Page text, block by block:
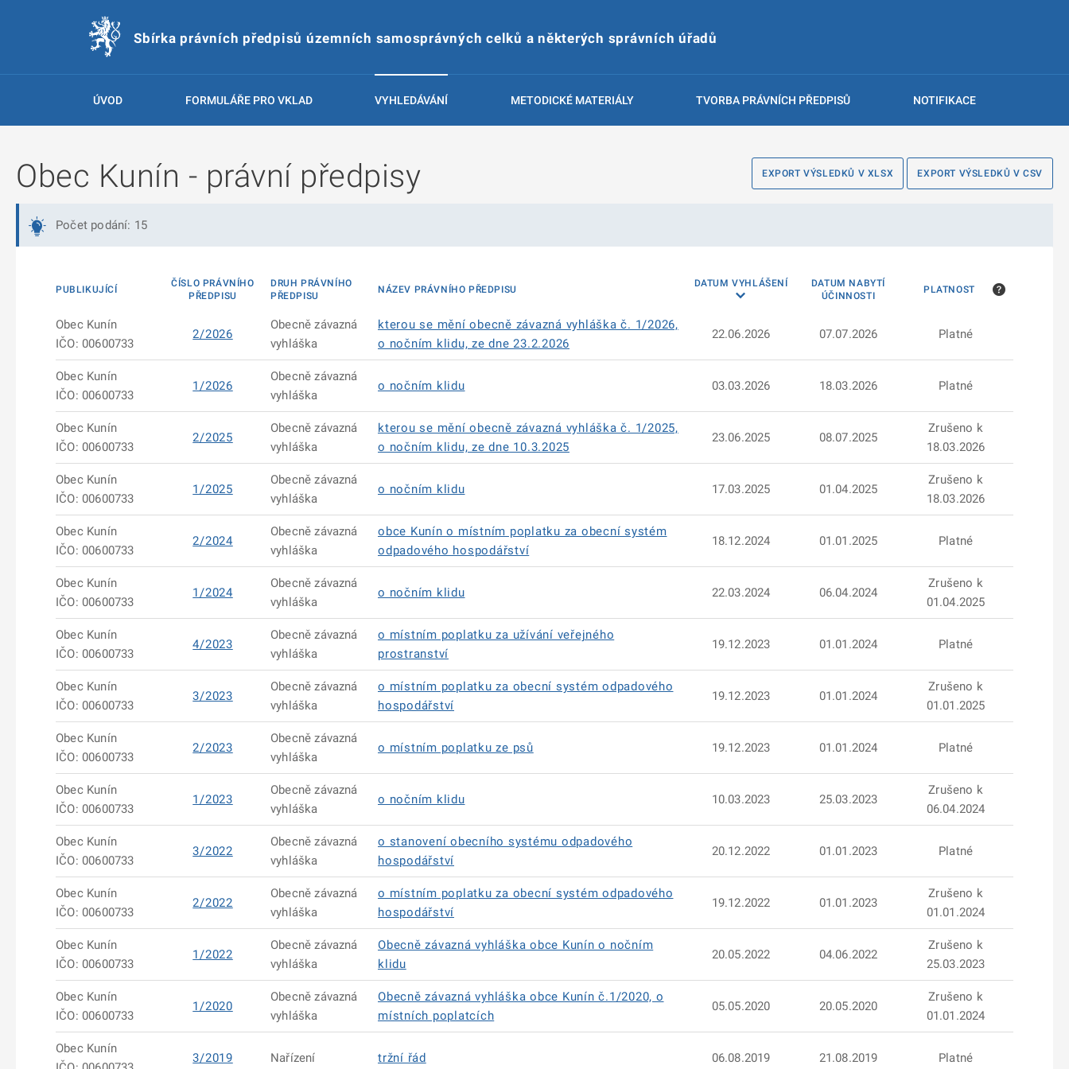
Sbírka právních předpisů územních samosprávných celků a některých správních úřadů
ÚVOD FORMULÁŘE PRO VKLAD VYHLEDÁVÁNÍ METODICKÉ MATERIÁLY TVORBA PRÁVNÍCH PŘEDPISŮ NOTIFIKACE
EXPORT VÝSLEDKŮ V XLSX EXPORT VÝSLEDKŮ V CSV
Obec Kunín - právní předpisy
Počet podání: 15
PUBLIKUJÍCÍ
ČÍSLO PRÁVNÍHO
PŘEDPISU
DRUH PRÁVNÍHO
PŘEDPISU
NÁZEV PRÁVNÍHO PŘEDPISU
DATUM VYHLÁŠENÍ
DATUM NABYTÍ
ÚČINNOSTI
PLATNOST
Obec Kunín
IČO: 00600733
2/2026
Obecně závazná
vyhláška
kterou se mění obecně závazná vyhláška č. 1/2026,
o nočním klidu, ze dne 23.2.2026
22.06.2026 07.07.2026 Platné
Obec Kunín
IČO: 00600733
1/2026
Obecně závazná
vyhláška
o nočním klidu 03.03.2026 18.03.2026 Platné
Obec Kunín
IČO: 00600733
2/2025
Obecně závazná
vyhláška
kterou se mění obecně závazná vyhláška č. 1/2025,
o nočním klidu, ze dne 10.3.2025
23.06.2025 08.07.2025
Zrušeno k
18.03.2026
Obec Kunín
IČO: 00600733
1/2025
Obecně závazná
vyhláška
o nočním klidu 17.03.2025 01.04.2025
Zrušeno k
18.03.2026
Obec Kunín
IČO: 00600733
2/2024
Obecně závazná
vyhláška
obce Kunín o místním poplatku za obecní systém
odpadového hospodářství
18.12.2024 01.01.2025 Platné
Obec Kunín
IČO: 00600733
1/2024
Obecně závazná
vyhláška
o nočním klidu 22.03.2024 06.04.2024
Zrušeno k
01.04.2025
Obec Kunín
IČO: 00600733
4/2023
Obecně závazná
vyhláška
o místním poplatku za užívání veřejného
prostranství
19.12.2023 01.01.2024 Platné
Obec Kunín
IČO: 00600733
3/2023
Obecně závazná
vyhláška
o místním poplatku za obecní systém odpadového
hospodářství
19.12.2023 01.01.2024
Zrušeno k
01.01.2025
Obec Kunín
IČO: 00600733
2/2023
Obecně závazná
vyhláška
o místním poplatku ze psů 19.12.2023 01.01.2024 Platné
Obec Kunín
IČO: 00600733
1/2023
Obecně závazná
vyhláška
o nočním klidu 10.03.2023 25.03.2023
Zrušeno k
06.04.2024
Obec Kunín
IČO: 00600733
3/2022
Obecně závazná
vyhláška
o stanovení obecního systému odpadového
hospodářství
20.12.2022 01.01.2023 Platné
Obec Kunín
IČO: 00600733
2/2022
Obecně závazná
vyhláška
o místním poplatku za obecní systém odpadového
hospodářství
19.12.2022 01.01.2023
Zrušeno k
01.01.2024
Obec Kunín
IČO: 00600733
1/2022
Obecně závazná
vyhláška
Obecně závazná vyhláška obce Kunín o nočním
klidu
20.05.2022 04.06.2022
Zrušeno k
25.03.2023
Obec Kunín
IČO: 00600733
1/2020
Obecně závazná
vyhláška
Obecně závazná vyhláška obce Kunín č.1/2020, o
místních poplatcích
05.05.2020 20.05.2020
Zrušeno k
01.01.2024
Obec Kunín
3/2019 Nařízení tržní řád 06.08.2019 21.08.2019 Platné